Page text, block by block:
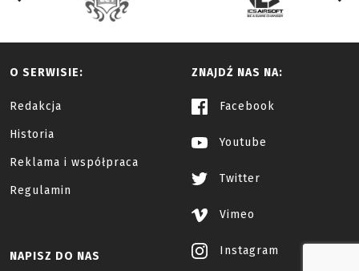
O SERWISIE:
Redakcja
Historia
Reklama i współpraca
Regulamin
ZNAJDŹ NAS NA:
Facebook
Youtube
Twitter
Vimeo
Instagram
NAPISZ DO NAS